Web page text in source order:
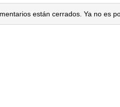
están cerrados. Ya no es